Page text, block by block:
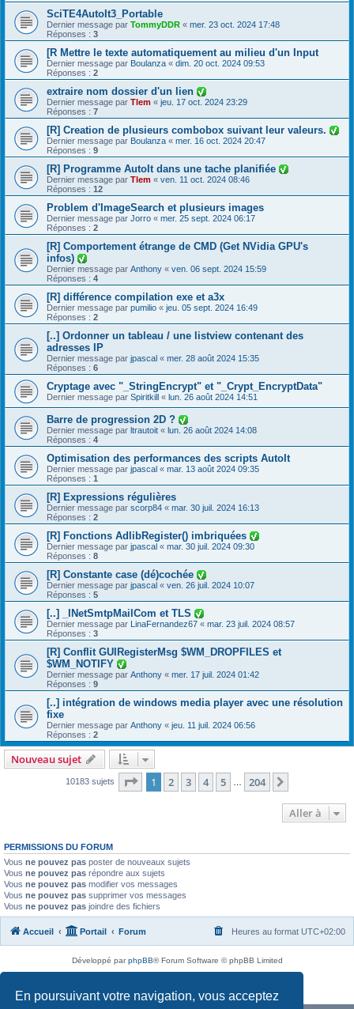
En poursuivant votre navigation, vous acceptez
SciTE4AutoIt3_Portable
Dernier message par TommyDDR « mer. 23 oct. 2024 17:48
Réponses : 3
[R Mettre le texte automatiquement au milieu d'un Input
Dernier message par Boulanza « dim. 20 oct. 2024 09:53
Réponses : 2
extraire nom dossier d'un lien
Dernier message par Tlem « jeu. 17 oct. 2024 23:29
Réponses : 7
[R] Creation de plusieurs combobox suivant leur valeurs.
Dernier message par Boulanza « mer. 16 oct. 2024 20:47
Réponses : 9
[R] Programme AutoIt dans une tache planifiée
Dernier message par Tlem « ven. 11 oct. 2024 08:46
Réponses : 12
Problem d'ImageSearch et plusieurs images
Dernier message par Jorro « mer. 25 sept. 2024 06:17
Réponses : 2
[R] Comportement étrange de CMD (Get NVidia GPU's
infos)
Dernier message par Anthony « ven. 06 sept. 2024 15:59
Réponses : 4
[R] différence compilation exe et a3x
Dernier message par pumilio « jeu. 05 sept. 2024 16:49
Réponses : 2
[..] Ordonner un tableau / une listview contenant des
adresses IP
Dernier message par jpascal « mer. 28 août 2024 15:35
Réponses : 6
Cryptage avec "_StringEncrypt" et "_Crypt_EncryptData"
Dernier message par Spiritkill « lun. 26 août 2024 14:51
Barre de progression 2D ?
Dernier message par ltrautoit « lun. 26 août 2024 14:08
Réponses : 4
Optimisation des performances des scripts AutoIt
Dernier message par jpascal « mar. 13 août 2024 09:35
Réponses : 1
[R] Expressions régulières
Dernier message par scorp84 « mar. 30 juil. 2024 16:13
Réponses : 2
[R] Fonctions AdlibRegister() imbriquées
Dernier message par jpascal « mar. 30 juil. 2024 09:30
Réponses : 8
[R] Constante case (dé)cochée
Dernier message par jpascal « ven. 26 juil. 2024 10:07
Réponses : 5
[..] _INetSmtpMailCom et TLS
Dernier message par LinaFernandez67 « mar. 23 juil. 2024 08:57
Réponses : 3
[R] Conflit GUIRegisterMsg $WM_DROPFILES et
$WM_NOTIFY
Dernier message par Anthony « mer. 17 juil. 2024 01:42
Réponses : 9
[..] intégration de windows media player avec une résolution
fixe
Dernier message par Anthony « jeu. 11 juil. 2024 06:56
Réponses : 2
Nouveau sujet
10183 sujets Page 1sur204
1 2 3 4 5 204
Aller à
PERMISSIONS DU FORUM
Vous ne pouvez pas poster de nouveaux sujets
Vous ne pouvez pas répondre aux sujets
Vous ne pouvez pas modifier vos messages
Vous ne pouvez pas supprimer vos messages
Vous ne pouvez pas joindre des fichiers
Accueil Portail Forum Heures au format UTC+02:00
Développé parphpBB® Forum Software © phpBB Limited
Traduit parphpBB-fr.com